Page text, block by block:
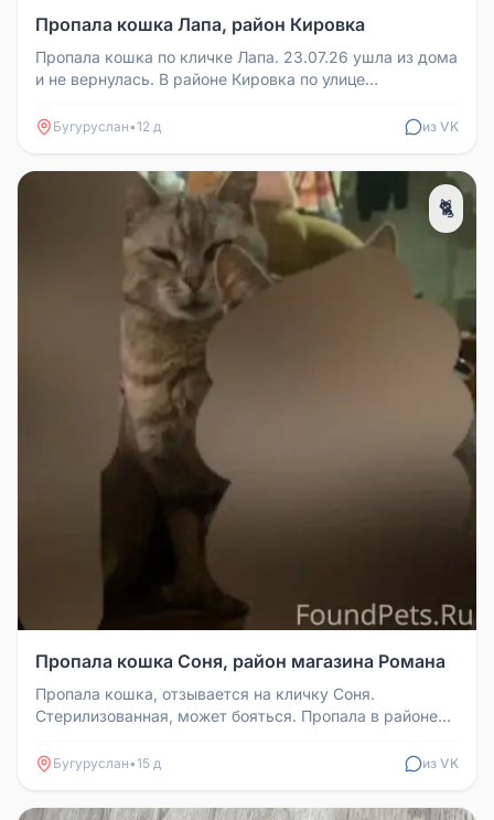
Пропала кошка Лапа, район Кировка
Пропала кошка по кличке Лапа. 23.07.26 ушла из дома
и не вернулась. В районе Кировка по улице
Бугуруслан•12 д из VK
🐈
Пропала кошка Соня, район магазина Романа
Пропала кошка, отзывается на кличку Соня.
Стерилизованная, может бояться. Пропала в районе
Бугуруслан•15 д из VK